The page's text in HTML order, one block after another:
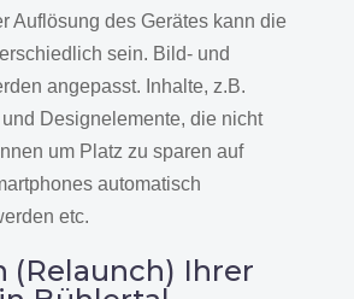
Auflösung des Gerätes kann die
sein. Bild- und
angepasst. Inhalte, z.B.
Designelemente, die nicht
um Platz zu sparen auf
automatisch
etc.
(Relaunch) Ihrer